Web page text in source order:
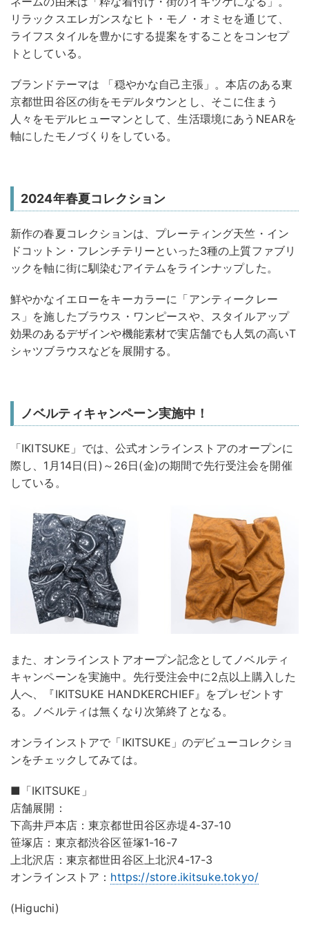
リラックスエレガンスなヒト・モノ・オミセを通じて、
ライフスタイルを豊かにする提案をすることをコンセプ
トとしている。
ブランドテーマは 「穏やかな自己主張」。本店のある東
京都世田谷区の街をモデルタウンとし、そこに住まう
人々をモデルヒューマンとして、生活環境にあうNEARを
軸にしたモノづくりをしている。
2024年春夏コレクション
新作の春夏コレクションは、プレーティング天竺・イン
ドコットン・フレンチテリーといった3種の上質ファブリ
ックを軸に街に馴染むアイテムをラインナップした。
鮮やかなイエローをキーカラーに「アンティークレー
ス」を施したブラウス・ワンピースや、スタイルアップ
効果のあるデザインや機能素材で実店舗でも人気の高いT
シャツブラウスなどを展開する。
ノベルティキャンペーン実施中！
「IKITSUKE」では、公式オンラインストアのオープンに
際し、1月14日(日)～26日(金)の期間で先行受注会を開催
している。
また、オンラインストアオープン記念としてノベルティ
キャンペーンを実施中。先行受注会中に2点以上購入した
人へ、『IKITSUKE HANDKERCHIEF』をプレゼントす
る。ノベルティは無くなり次第終了となる。
オンラインストアで「IKITSUKE」のデビューコレクショ
ンをチェックしてみては。
■「IKITSUKE」
店舗展開：
下高井戸本店：東京都世田谷区赤堤4-37-10
笹塚店：東京都渋谷区笹塚1-16-7
上北沢店：東京都世田谷区上北沢4-17-3
オンラインストア： https://store.ikitsuke.tokyo/
(Higuchi)